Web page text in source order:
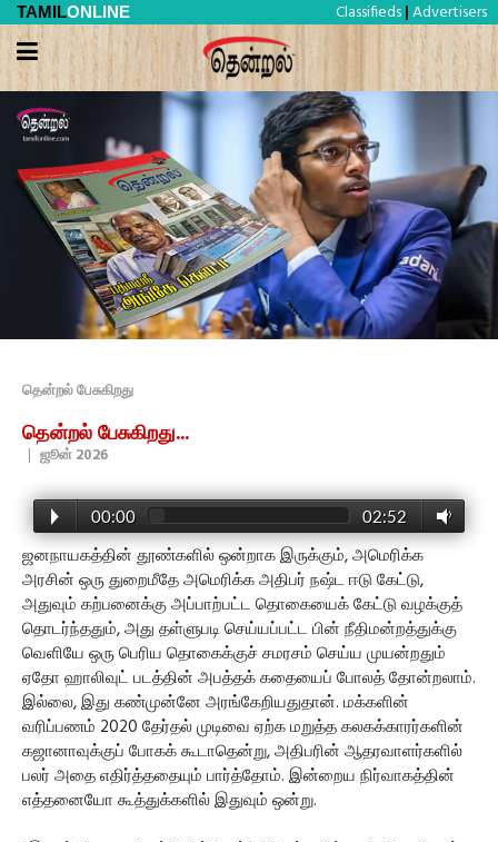
TAMILONLINE Classifieds | Advertisers
தென்றல் பேசுகிறது
தென்றல் பேசுகிறது...
| ஜூன் 2026
00:00 02:52
ஜனநாயகத்தின் தூண்களில் ஒன்றாக இருக்கும், அமெரிக்க
அரசின் ஒரு துறைமீதே அமெரிக்க அதிபர் நஷ்ட ஈடு கேட்டு,
அதுவும் கற்பனைக்கு அப்பாற்பட்ட தொகையைக் கேட்டு வழக்குத்
தொடர்ந்ததும், அது தள்ளுபடி செய்யப்பட்ட பின் நீதிமன்றத்துக்கு
வெளியே ஒரு பெரிய தொகைக்குச் சமரசம் செய்ய முயன்றதும்
ஏதோ ஹாலிவுட் படத்தின் அபத்தக் கதையைப் போலத் தோன்றலாம்.
இல்லை, இது கண்முன்னே அரங்கேறியதுதான். மக்களின்
வரிப்பணம் 2020 தேர்தல் முடிவை ஏற்க மறுத்த கலகக்காரர்களின்
கஜானாவுக்குப் போகக் கூடாதென்று, அதிபரின் ஆதரவாளர்களில்
பலர் அதை எதிர்த்ததையும் பார்த்தோம். இன்றைய நிர்வாகத்தின்
எத்தனையோ கூத்துக்களில் இதுவும் ஒன்று.